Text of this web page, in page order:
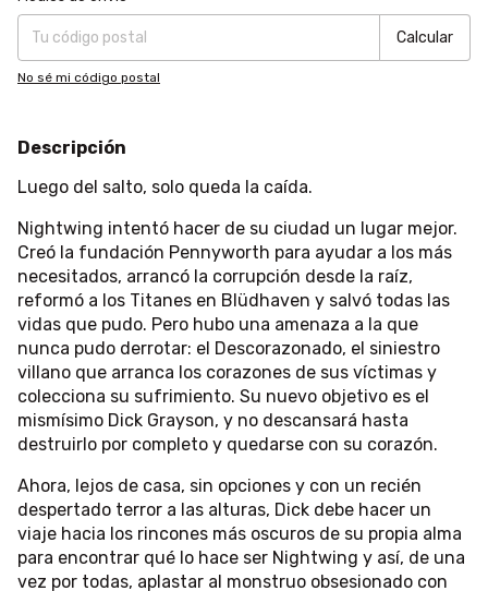
Calcular
No sé mi código postal
Descripción
Luego del salto, solo queda la caída.
Nightwing intentó hacer de su ciudad un lugar mejor.
Creó la fundación Pennyworth para ayudar a los más
necesitados, arrancó la corrupción desde la raíz,
reformó a los Titanes en Blüdhaven y salvó todas las
vidas que pudo. Pero hubo una amenaza a la que
nunca pudo derrotar: el Descorazonado, el siniestro
villano que arranca los corazones de sus víctimas y
colecciona su sufrimiento. Su nuevo objetivo es el
mismísimo Dick Grayson, y no descansará hasta
destruirlo por completo y quedarse con su corazón.
Ahora, lejos de casa, sin opciones y con un recién
despertado terror a las alturas, Dick debe hacer un
viaje hacia los rincones más oscuros de su propia alma
para encontrar qué lo hace ser Nightwing y así, de una
vez por todas, aplastar al monstruo obsesionado con